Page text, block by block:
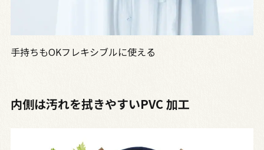
手持ちもOKフレキシブルに使える
内側は汚れを拭きやすいPVC 加工